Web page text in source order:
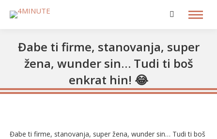
Search:
Đabe ti firme, stanovanja, super
žena, wunder sin… Tudi ti boš
enkrat hin! 😂
Đabe ti firme, stanovanja, super žena, wunder sin… Tudi ti boš